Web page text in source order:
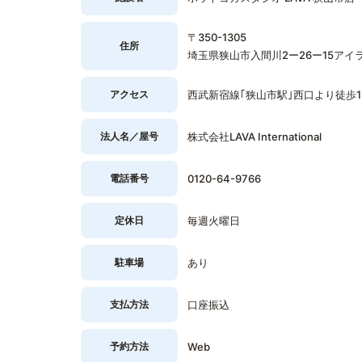
住所
〒350-1305
埼玉県狭山市入間川2ー26ー15アイ
アクセス 西武新宿線｢狭山市駅｣西口より徒歩
法人名／屋号 株式会社LAVA International
電話番号 0120-64-9766
定休日 毎週火曜日
駐車場 あり
支払方法 口座振込
予約方法 Web